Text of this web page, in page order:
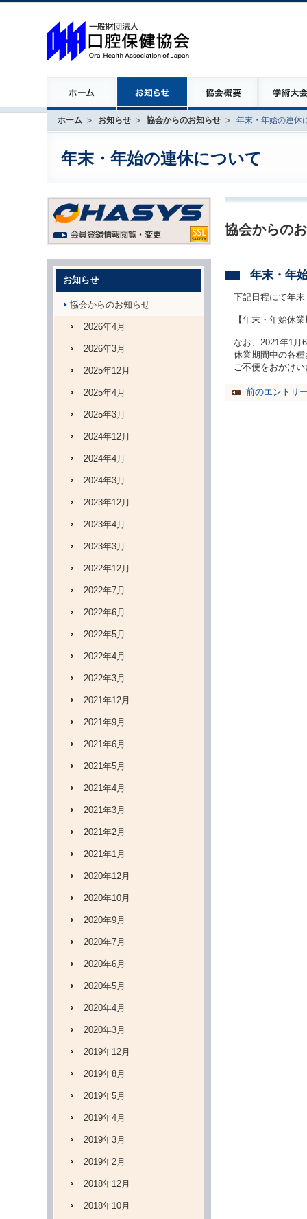
ホーム お知らせ 協会からのお知らせ 年末・年始の連休
年末・年始の連休について
協会からの
年末・年
下記日程にて年
【年末・年始休
なお、2021年1月
休業期間中の各
ご不便をおかけ
前のエントリ
お知らせ
協会からのお知らせ
2026年4月
2026年3月
2025年12月
2025年4月
2025年3月
2024年12月
2024年4月
2024年3月
2023年12月
2023年4月
2023年3月
2022年12月
2022年7月
2022年6月
2022年5月
2022年4月
2022年3月
2021年12月
2021年9月
2021年6月
2021年5月
2021年4月
2021年3月
2021年2月
2021年1月
2020年12月
2020年10月
2020年9月
2020年7月
2020年6月
2020年5月
2020年4月
2020年3月
2019年12月
2019年8月
2019年5月
2019年4月
2019年3月
2019年2月
2018年12月
2018年10月